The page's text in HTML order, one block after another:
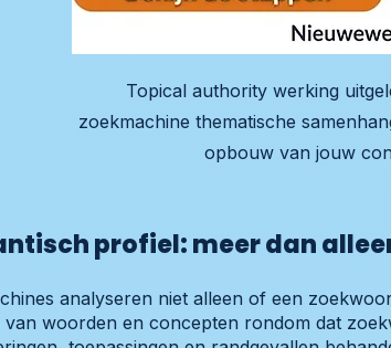
Topical authority werking
zoekmachine thematische
opbouw van jouw
profiel: meer dan
analyseren niet alleen of een
woorden en concepten rondom dat